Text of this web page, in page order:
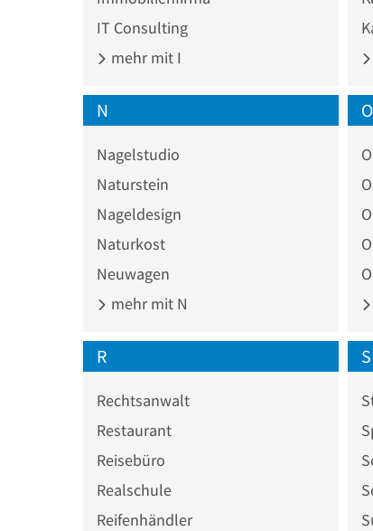
IT Consulting
mehr mit I
N
Nagelstudio
Naturstein
Nageldesign
Naturkost
Neuwagen
mehr mit N
O
R
Rechtsanwalt
Restaurant
Reisebüro
Realschule
Reifenhändler
S